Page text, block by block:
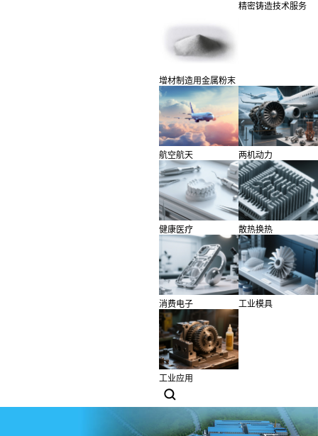
精密铸造技术服务
增材制造用金属粉末
航空航天 两机动力
健康医疗 散热换热
消费电子 工业模具
工业应用